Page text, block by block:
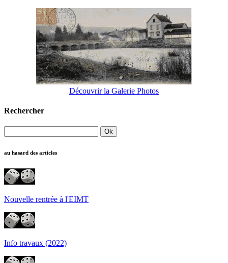
Découvrir la Galerie Photos
Rechercher
au hasard des articles
Nouvelle rentrée à l'EIMT
Info travaux (2022)